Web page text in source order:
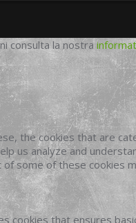
consulta la nostra
the cookies that are
us analyze and
some of these cookies
cookies that ensures